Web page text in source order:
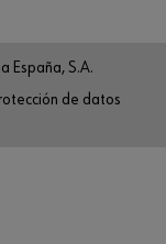
España, S.A.
de datos